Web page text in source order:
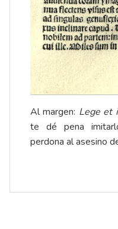
Al margen: Lege et
te dé pena
perdona al asesino